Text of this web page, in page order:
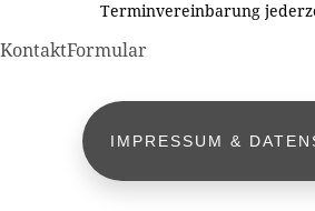
Terminvereinbarung
KontaktFormular
IMPRESSUM &